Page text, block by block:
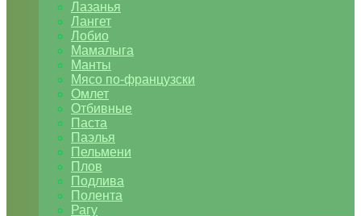
Лазанья
Лангет
Лобио
Мамалыга
Манты
Мясо по-французски
Омлет
Отбивные
Паста
Паэлья
Пельмени
Плов
Подлива
Полента
Рагу